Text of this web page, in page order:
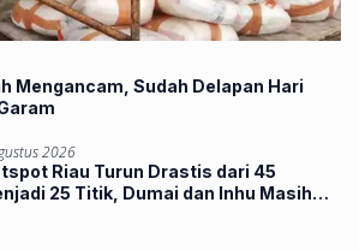
Mengancam, Sudah Delapan Hari
2026
Riau Turun Drastis dari 45
25 Titik, Dumai dan Inhu Masih